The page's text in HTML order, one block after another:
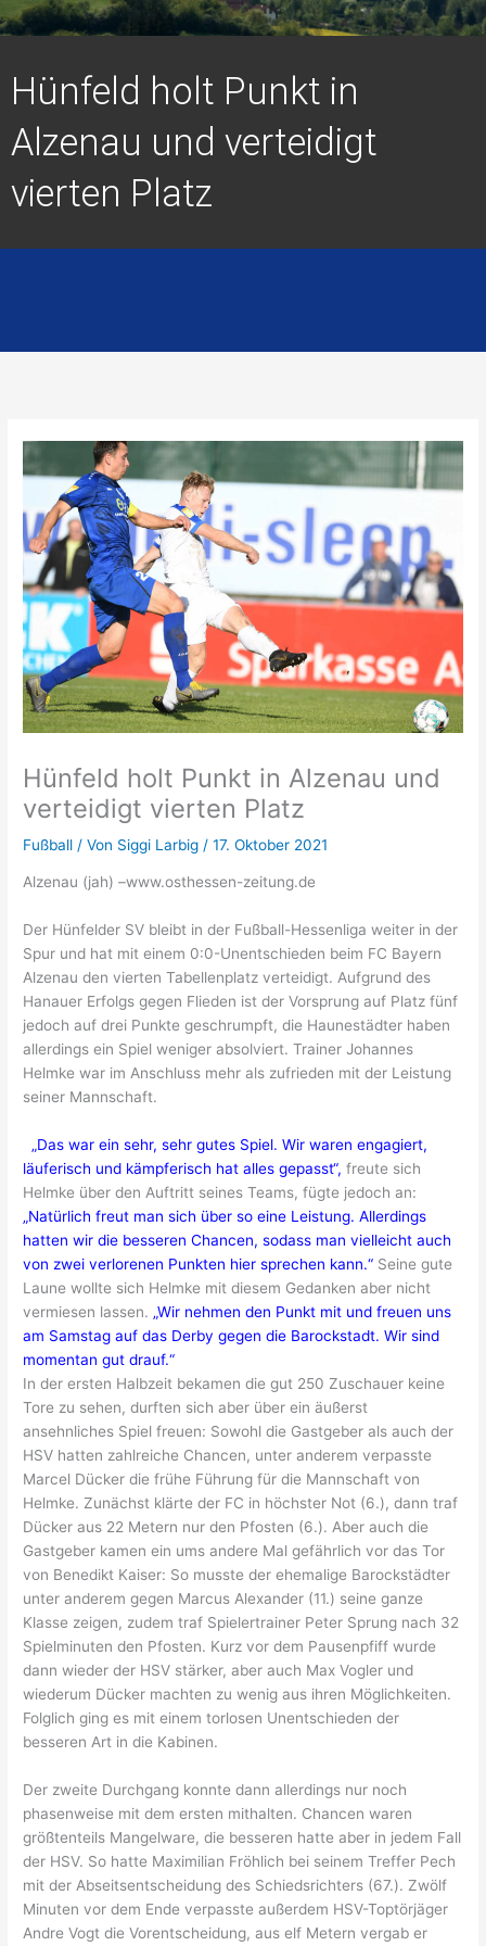
Hünfeld holt Punkt in
Alzenau und verteidigt
vierten Platz
Hünfeld holt Punkt in Alzenau und
verteidigt vierten Platz
Fußball / Von Siggi Larbig /17. Oktober 2021
Alzenau (jah) –www.osthessen-zeitung.de
Der Hünfelder SV bleibt in der Fußball-Hessenliga weiter in der
Spur und hat mit einem 0:0-Unentschieden beim FC Bayern
Alzenau den vierten Tabellenplatz verteidigt. Aufgrund des
Hanauer Erfolgs gegen Flieden ist der Vorsprung auf Platz fünf
jedoch auf drei Punkte geschrumpft, die Haunestädter haben
allerdings ein Spiel weniger absolviert. Trainer Johannes
Helmke war im Anschluss mehr als zufrieden mit der Leistung
seiner Mannschaft.
„Das war ein sehr, sehr gutes Spiel. Wir waren engagiert,
läuferisch und kämpferisch hat alles gepasst“, freute sich
Helmke über den Auftritt seines Teams, fügte jedoch an:
„Natürlich freut man sich über so eine Leistung. Allerdings
hatten wir die besseren Chancen, sodass man vielleicht auch
von zwei verlorenen Punkten hier sprechen kann.“ Seine gute
Laune wollte sich Helmke mit diesem Gedanken aber nicht
vermiesen lassen. „Wir nehmen den Punkt mit und freuen uns
am Samstag auf das Derby gegen die Barockstadt. Wir sind
momentan gut drauf.“
In der ersten Halbzeit bekamen die gut 250 Zuschauer keine
Tore zu sehen, durften sich aber über ein äußerst
ansehnliches Spiel freuen: Sowohl die Gastgeber als auch der
HSV hatten zahlreiche Chancen, unter anderem verpasste
Marcel Dücker die frühe Führung für die Mannschaft von
Helmke. Zunächst klärte der FC in höchster Not (6.), dann traf
Dücker aus 22 Metern nur den Pfosten (6.). Aber auch die
Gastgeber kamen ein ums andere Mal gefährlich vor das Tor
von Benedikt Kaiser: So musste der ehemalige Barockstädter
unter anderem gegen Marcus Alexander (11.) seine ganze
Klasse zeigen, zudem traf Spielertrainer Peter Sprung nach 32
Spielminuten den Pfosten. Kurz vor dem Pausenpfiff wurde
dann wieder der HSV stärker, aber auch Max Vogler und
wiederum Dücker machten zu wenig aus ihren Möglichkeiten.
Folglich ging es mit einem torlosen Unentschieden der
besseren Art in die Kabinen.
Der zweite Durchgang konnte dann allerdings nur noch
phasenweise mit dem ersten mithalten. Chancen waren
größtenteils Mangelware, die besseren hatte aber in jedem Fall
der HSV. So hatte Maximilian Fröhlich bei seinem Treffer Pech
mit der Abseitsentscheidung des Schiedsrichters (67.). Zwölf
Minuten vor dem Ende verpasste außerdem HSV-Toptörjäger
Andre Vogt die Vorentscheidung, aus elf Metern vergab er